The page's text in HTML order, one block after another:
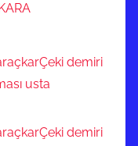
demiri
usta
demiri